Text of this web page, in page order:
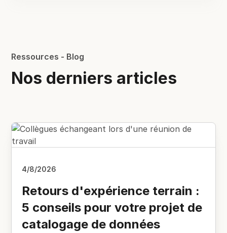
Ressources - Blog
Nos derniers articles
4/8/2026
Retours d'expérience terrain :
5 conseils pour votre projet de
catalogage de données